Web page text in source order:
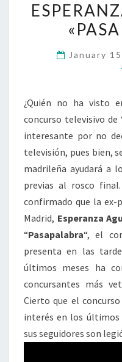
January
¿Quién no ha visto
concurso televisivo de
interesante por no
televisión, pues bien,
madrileña ayudará a
previas al rosco
confirmado que la ex-
Madrid, Esperanza
“Pasapalabra“, el
presenta en las
últimos meses ha
concursantes más
Cierto que el
interés en los últimos
sus seguidores son